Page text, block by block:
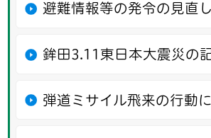
避難情報等の発令の見直
鉾田3.11東日本大震災の
弾道ミサイル飛来の行動